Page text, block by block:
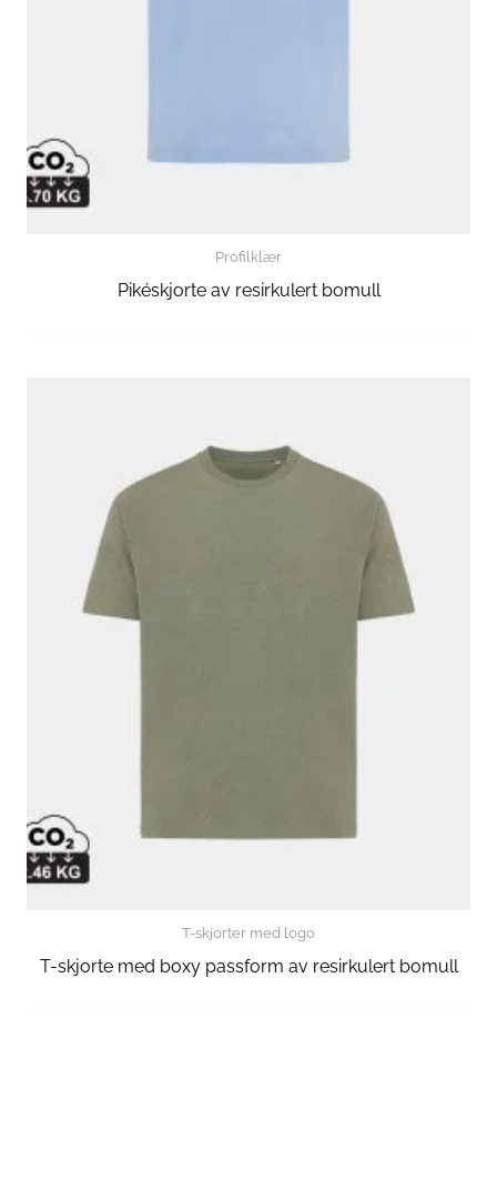
Profilklær
Pikéskjorte av resirkulert bomull
T-skjorter med logo
T-skjorte med boxy passform av resirkulert bomull